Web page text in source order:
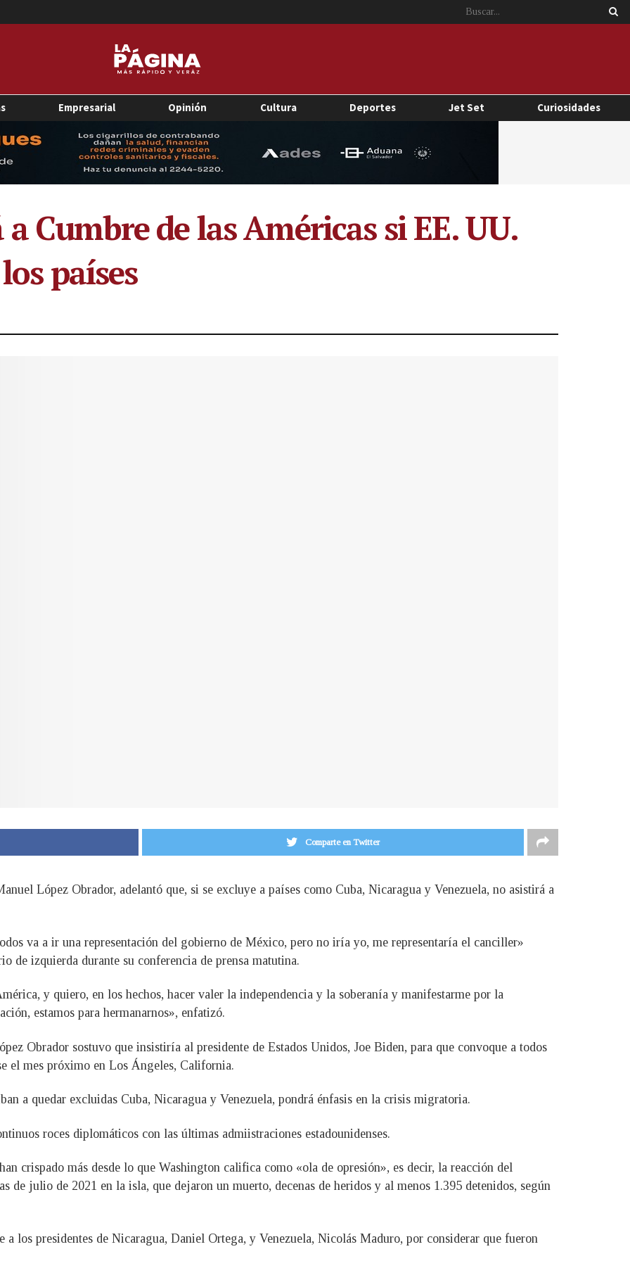
Empresarial Opinión Cultura Deportes Jet Set Curiosidades
Cumbre de las Américas si EE. UU.
países
Comparte en Twitter
López Obrador, adelantó que, si se excluye a países como Cuba, Nicaragua y Venezuela, no asistirá a
va a ir una representación del gobierno de México, pero no iría yo, me representaría el canciller»
de izquierda durante su conferencia de prensa matutina.
y quiero, en los hechos, hacer valer la independencia y la soberanía y manifestarme por la
estamos para hermanarnos», enfatizó.
Obrador sostuvo que insistiría al presidente de Estados Unidos, Joe Biden, para que convoque a todos
el mes próximo en Los Ángeles, California.
a quedar excluidas Cuba, Nicaragua y Venezuela, pondrá énfasis en la crisis migratoria.
roces diplomáticos con las últimas admiistraciones estadounidenses.
crispado más desde lo que Washington califica como «ola de opresión», es decir, la reacción del
de julio de 2021 en la isla, que dejaron un muerto, decenas de heridos y al menos 1.395 detenidos, según
los presidentes de Nicaragua, Daniel Ortega, y Venezuela, Nicolás Maduro, por considerar que fueron